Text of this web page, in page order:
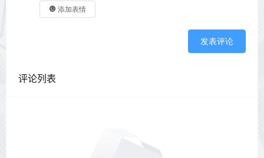
添加表情
发表评论
评论列表